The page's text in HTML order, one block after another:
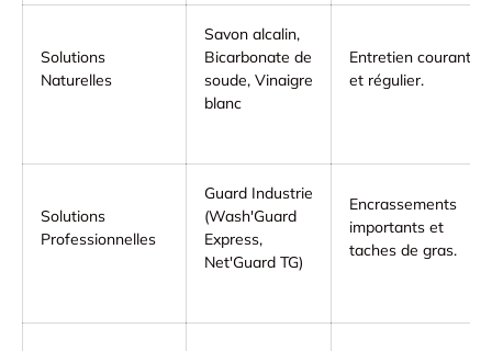
Solutions
Naturelles
Savon alcalin,
Bicarbonate de
soude, Vinaigre
blanc
Entretien courant
et régulier.
Solutions
Professionnelles
Guard Industrie
(Wash'Guard
Express,
Net'Guard TG)
Encrassements
importants et
taches de gras.